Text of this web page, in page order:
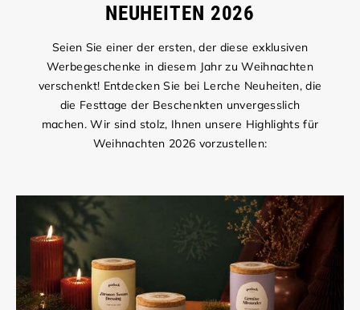
NEUHEITEN 2026
Seien Sie einer der ersten, der diese exklusiven
Werbegeschenke in diesem Jahr zu Weihnachten
verschenkt! Entdecken Sie bei Lerche Neuheiten, die
die Festtage der Beschenkten unvergesslich
machen. Wir sind stolz, Ihnen unsere Highlights für
Weihnachten 2026 vorzustellen: